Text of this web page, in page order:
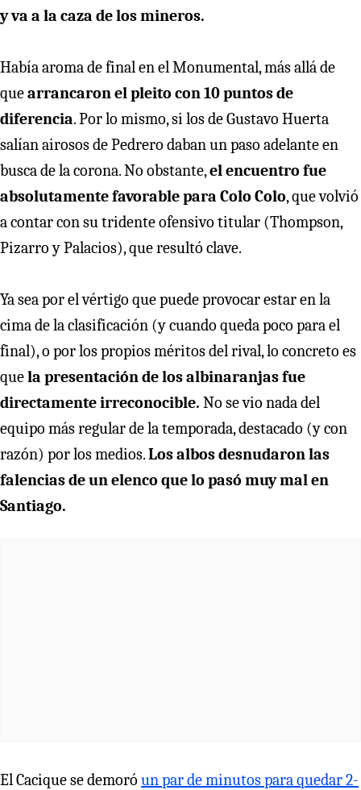
y va a la caza de los mineros.
Había aroma de final en el Monumental, más allá de
quearrancaron el pleito con 10 puntos de
diferencia. Por lo mismo, si los de Gustavo Huerta
salían airosos de Pedrero daban un paso adelante en
busca de la corona. No obstante,el encuentro fue
absolutamente favorable para Colo Colo, que volvió
a contar con su tridente ofensivo titular (Thompson,
Pizarro y Palacios), que resultó clave.
Ya sea por el vértigo que puede provocar estar en la
cima de la clasificación (y cuando queda poco para el
final), o por los propios méritos del rival, lo concreto es
quela presentación de los albinaranjas fue
directamente irreconocible. No se vio nada del
equipo más regular de la temporada, destacado (y con
razón) por los medios.Los albos desnudaron las
falencias de un elenco que lo pasó muy mal en
Santiago.
El Cacique se demoró un par de minutos para quedar 2-